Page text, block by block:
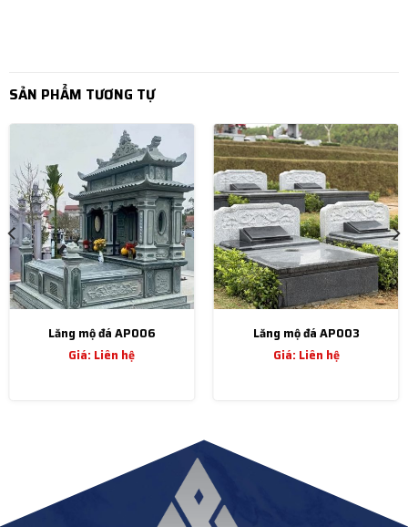
SẢN PHẨM TƯƠNG TỰ
Lăng mộ đá AP006
Giá: Liên hệ
Lăng mộ đá AP003
Giá: Liên hệ